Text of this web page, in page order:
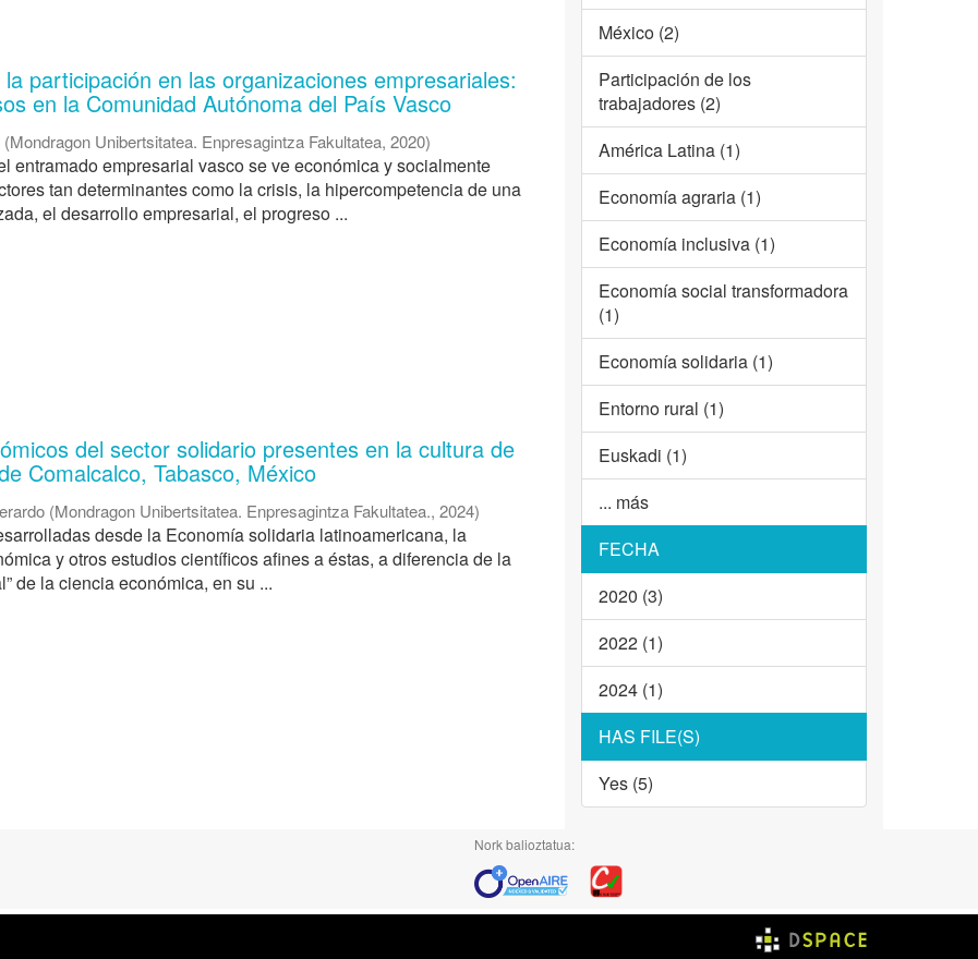
participación en las organizaciones empresariales:
en la Comunidad Autónoma del País Vasco
(Mondragon Unibertsitatea. Enpresagintza Fakultatea,2020)
entramado empresarial vasco se ve económica y socialmente
tan determinantes como la crisis, la hipercompetencia de una
el desarrollo empresarial, el progreso ...
del sector solidario presentes en la cultura de
Comalcalco, Tabasco, México
(Mondragon Unibertsitatea. Enpresagintza Fakultatea.,2024)
desde la Economía solidaria latinoamericana, la
y otros estudios científicos afines a éstas, a diferencia de la
de la ciencia económica, en su ...
México (2)
Participación de los
trabajadores (2)
América Latina (1)
Economía agraria (1)
Economía inclusiva (1)
Economía social transformadora
(1)
Economía solidaria (1)
Entorno rural (1)
Euskadi (1)
... más
FECHA
2020 (3)
2022 (1)
2024 (1)
HAS FILE(S)
Yes (5)
Nork balioztatua: